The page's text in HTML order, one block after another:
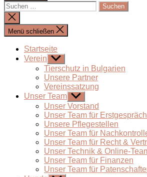
Suchen
nach:
Suche
schließen
Menü schließen
Startseite
Verein Untermenü
anzeigen
Tierschutz in Bulgarien
Unsere Partner
Vereinssatzung
Unser Team Untermenü
anzeigen
Unser Vorstand
Unser Team für
Unsere Pflegestellen
Unser Team für
Unser Team für Recht &
Unser Technik & Online-
Unser Team für Finanzen
Unser Team für